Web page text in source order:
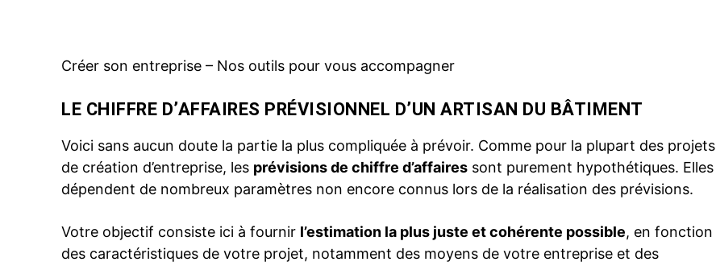
Créer son entreprise – Nos outils pour vous accompagner
LE CHIFFRE D’AFFAIRES PRÉVISIONNEL D’UN ARTISAN DU BÂTIMENT
Voici sans aucun doute la partie la plus compliquée à prévoir. Comme pour la plupart des projets
de création d’entreprise, les prévisions de chiffre d’affaires sont purement hypothétiques. Elles
dépendent de nombreux paramètres non encore connus lors de la réalisation des prévisions.
Votre objectif consiste ici à fournir l’estimation la plus juste et cohérente possible, en fonction
des caractéristiques de votre projet, notamment des moyens de votre entreprise et des